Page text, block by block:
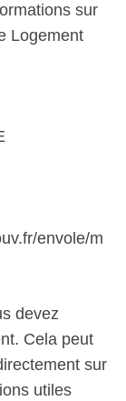
sur
Logement
envole/m
devez
Cela peut
sur
utiles